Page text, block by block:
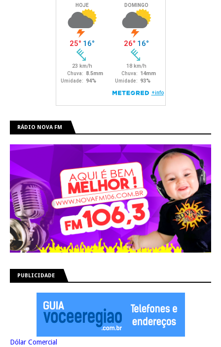
RÁDIO NOVA FM
PUBLICIDADE
Dólar Comercial